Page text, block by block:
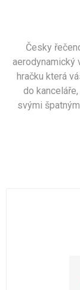
Česky
aerodynamický
hračku která
do
svými